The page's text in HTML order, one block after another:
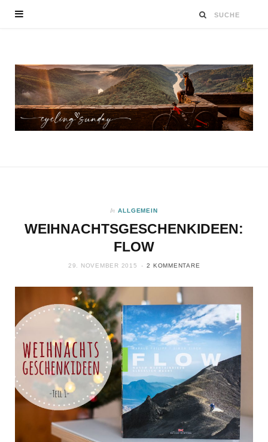
In ALLGEMEIN
WEIHNACHTSGESCHENKIDEEN:
FLOW
29. NOVEMBER 2015 2 KOMMENTARE